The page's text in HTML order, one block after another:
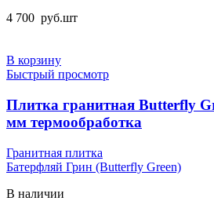
4 700 руб.шт
В корзину
Быстрый просмотр
Плитка гранитная Butterfly
мм термообработка
Гранитная плитка
Батерфляй Грин (Butterfly Green)
В наличии